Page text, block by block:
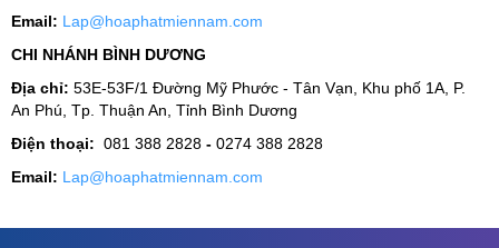
Email: Lap@hoaphatmiennam.com
CHI NHÁNH BÌNH DƯƠNG
Địa chỉ: 53E-53F/1 Đường Mỹ Phước - Tân Vạn, Khu phố 1A, P.
An Phú, Tp. Thuận An, Tỉnh Bình Dương
Điện thoại: 081 388 2828 - 0274 388 2828
Email: Lap@hoaphatmiennam.com